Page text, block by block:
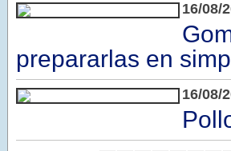
16/08/
prepararlas en
16/08/